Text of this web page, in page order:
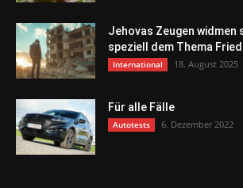
Jehovas Zeugen widmen
speziell dem Thema
International 18. August 2025
Für alle Fälle
Autotests 6. Dezember 2022